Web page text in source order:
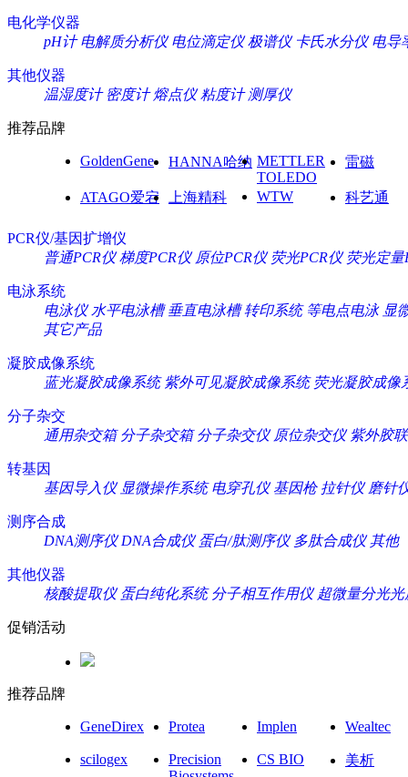
电化学仪器
pH计 电解质分析仪 电位滴定仪 极谱仪 卡氏水分仪 电导
其他仪器
温湿度计 密度计 熔点仪 粘度计 测厚仪
推荐品牌
GoldenGene HANNA哈纳 METTLER
TOLEDO
雷磁
ATAGO爱宕 上海精科 WTW 科艺通
PCR仪/基因扩增仪
普通PCR仪 梯度PCR仪 原位PCR仪 荧光PCR仪 荧光定量
电泳系统
电泳仪 水平电泳槽 垂直电泳槽 转印系统 等电点电泳 显
其它产品
凝胶成像系统
蓝光凝胶成像系统 紫外可见凝胶成像系统 荧光凝胶成像
分子杂交
通用杂交箱 分子杂交箱 分子杂交仪 原位杂交仪 紫外胶
转基因
基因导入仪 显微操作系统 电穿孔仪 基因枪 拉针仪 磨针
测序合成
DNA测序仪 DNA合成仪 蛋白/肽测序仪 多肽合成仪 其他
其他仪器
核酸提取仪 蛋白纯化系统 分子相互作用仪 超微量分光光
促销活动
推荐品牌
GeneDirex Protea Implen Wealtec
scilogex
Precision
CS BIO 美析